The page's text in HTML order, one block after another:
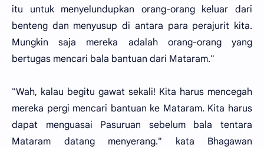
itu untuk menyelundupkan orang-orang keluar dari
benteng dan menyusup di antara para perajurit kita.
Mungkin saja mereka adalah orang-orang yang
bertugas mencari bala bantuan dari Mataram."
"Wah, kalau begitu gawat sekali! Kita harus mencegah
mereka pergi mencari bantuan ke Mataram. Kita harus
dapat menguasai Pasuruan sebelum bala tentara
Mataram datang menyerang." kata Bhagawan